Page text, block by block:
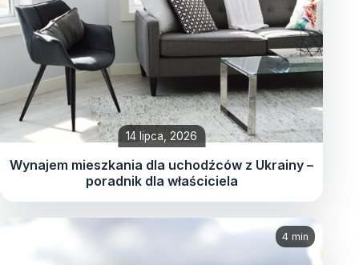
14 lipca, 2026
Wynajem mieszkania dla uchodźców z Ukrainy –
poradnik dla właściciela
4 min